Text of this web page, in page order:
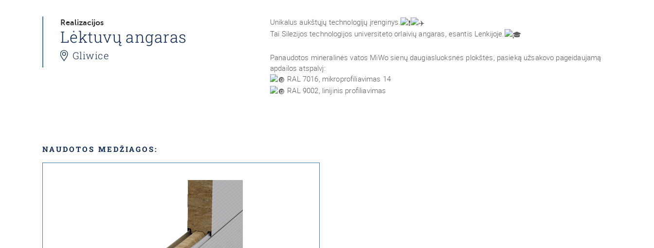
Realizacijos
Lėktuvų angaras
Gliwice
Unikalus aukštųjų technologijų įrenginys.
Tai Silezijos technologijos universiteto orlaivių angaras, esantis Lenkijoje.
Panaudotos mineralinės vatos MiWo sienų daugiasluoksnės plokštės, pasieką užsakovo pageidaujamą
apdailos atspalvį:
RAL 7016, mikroprofiliavimas 14
RAL 9002, linijinis profiliavimas
NAUDOTOS MEDŽIAGOS: